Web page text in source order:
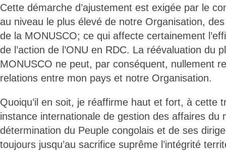
Cette démarche d’ajustement est exigée par le
au niveau le plus élevé de notre Organisation,
de la MONUSCO; ce qui affecte certainement
de l’action de l’ONU en RDC. La réévaluation du
MONUSCO ne peut, par conséquent, nullement
relations entre mon pays et notre Organisation.
Quoiqu’il en soit, je réaffirme haut et fort, à cette
instance internationale de gestion des affaires du
détermination du Peuple congolais et de ses
toujours jusqu’au sacrifice suprême l’intégrité